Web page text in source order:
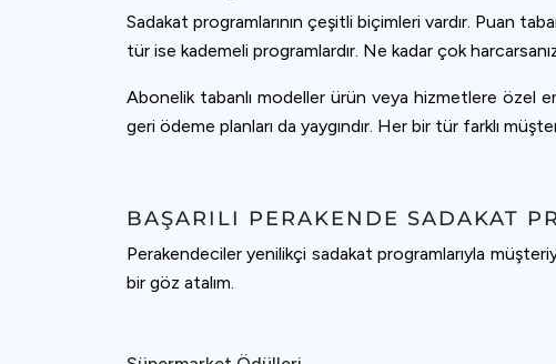
Sadakat programlarının çeşitli biçimleri vardır. Puan
tür ise kademeli programlardır. Ne kadar çok
Abonelik tabanlı modeller ürün veya hizmetlere özel
geri ödeme planları da yaygındır. Her bir tür farklı
BAŞARILI PERAKENDE SADAKAT
Perakendeciler yenilikçi sadakat programlarıyla
bir göz atalım.
Cookies &